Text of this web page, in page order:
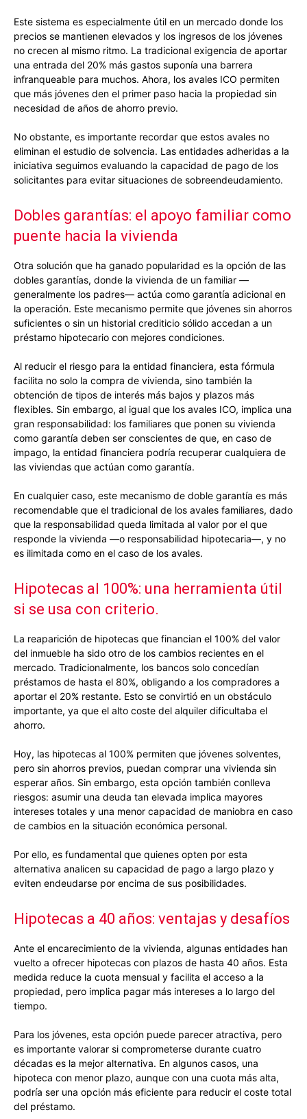
Este sistema es especialmente útil en un mercado donde los
precios se mantienen elevados y los ingresos de los jóvenes
no crecen al mismo ritmo. La tradicional exigencia de aportar
una entrada del 20% más gastos suponía una barrera
infranqueable para muchos. Ahora, los avales ICO permiten
que más jóvenes den el primer paso hacia la propiedad sin
necesidad de años de ahorro previo.
No obstante, es importante recordar que estos avales no
eliminan el estudio de solvencia. Las entidades adheridas a la
iniciativa seguimos evaluando la capacidad de pago de los
solicitantes para evitar situaciones de sobreendeudamiento.
Dobles garantías: el apoyo familiar como
puente hacia la vivienda
Otra solución que ha ganado popularidad es la opción de las
dobles garantías, donde la vivienda de un familiar —
generalmente los padres— actúa como garantía adicional en
la operación. Este mecanismo permite que jóvenes sin ahorros
suficientes o sin un historial crediticio sólido accedan a un
préstamo hipotecario con mejores condiciones.
Al reducir el riesgo para la entidad financiera, esta fórmula
facilita no solo la compra de vivienda, sino también la
obtención de tipos de interés más bajos y plazos más
flexibles. Sin embargo, al igual que los avales ICO, implica una
gran responsabilidad: los familiares que ponen su vivienda
como garantía deben ser conscientes de que, en caso de
impago, la entidad financiera podría recuperar cualquiera de
las viviendas que actúan como garantía.
En cualquier caso, este mecanismo de doble garantía es más
recomendable que el tradicional de los avales familiares, dado
que la responsabilidad queda limitada al valor por el que
responde la vivienda —o responsabilidad hipotecaria—, y no
es ilimitada como en el caso de los avales.
Hipotecas al 100%: una herramienta útil
si se usa con criterio.
La reaparición de hipotecas que financian el 100% del valor
del inmueble ha sido otro de los cambios recientes en el
mercado. Tradicionalmente, los bancos solo concedían
préstamos de hasta el 80%, obligando a los compradores a
aportar el 20% restante. Esto se convirtió en un obstáculo
importante, ya que el alto coste del alquiler dificultaba el
ahorro.
Hoy, las hipotecas al 100% permiten que jóvenes solventes,
pero sin ahorros previos, puedan comprar una vivienda sin
esperar años. Sin embargo, esta opción también conlleva
riesgos: asumir una deuda tan elevada implica mayores
intereses totales y una menor capacidad de maniobra en caso
de cambios en la situación económica personal.
Por ello, es fundamental que quienes opten por esta
alternativa analicen su capacidad de pago a largo plazo y
eviten endeudarse por encima de sus posibilidades.
Hipotecas a 40 años: ventajas y desafíos
Ante el encarecimiento de la vivienda, algunas entidades han
vuelto a ofrecer hipotecas con plazos de hasta 40 años. Esta
medida reduce la cuota mensual y facilita el acceso a la
propiedad, pero implica pagar más intereses a lo largo del
tiempo.
Para los jóvenes, esta opción puede parecer atractiva, pero
es importante valorar si comprometerse durante cuatro
décadas es la mejor alternativa. En algunos casos, una
hipoteca con menor plazo, aunque con una cuota más alta,
podría ser una opción más eficiente para reducir el coste total
del préstamo.